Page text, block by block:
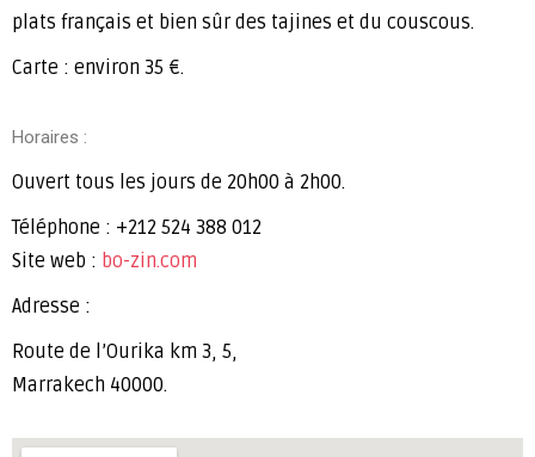
plats français et bien sûr des tajines et du couscous.
Carte : environ 35 €.
Horaires :
Ouvert tous les jours de 20h00 à 2h00.
Téléphone : +212 524 388 012
Site web : bo-zin.com
Adresse :
Route de l’Ourika km 3, 5,
Marrakech 40000.